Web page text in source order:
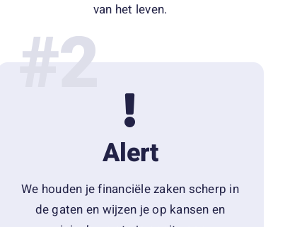
van het leven.
#2
Alert
We houden je financiële zaken scherp in
de gaten en wijzen je op kansen en